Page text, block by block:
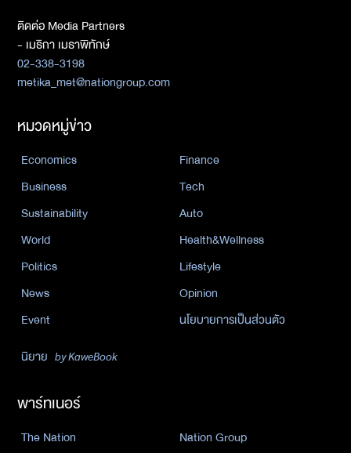
ติดต่อ Media Partners
- เมธิกา เมธาพิทักษ์
02-338-3198
metika_met@nationgroup.com
หมวดหมู่ข่าว
Economics
Finance
Business
Tech
Sustainability
Auto
World
Health&Wellness
Politics
Lifestyle
News
Opinion
Event
นโยบายการเป็นส่วนตัว
นิยาย by KaweBook
พาร์ทเนอร์
The Nation
Nation Group